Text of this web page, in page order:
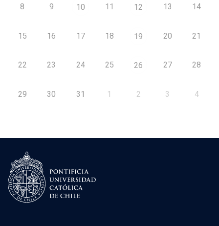
8 9 10 11 12 13 14
15 16 17 18 19 20 21
22 23 24 25 26 27 28
29 30 31 1 2 3 4